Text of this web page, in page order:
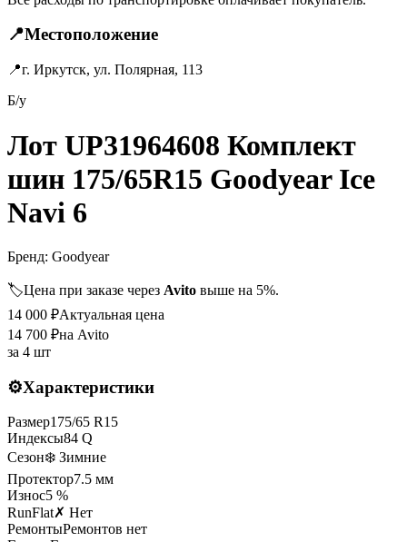
📍Местоположение
📍г. Иркутск, ул. Полярная, 113
Б/у
Лот UP31964608 Комплект
шин 175/65R15 Goodyear Ice
Navi 6
Бренд: Goodyear
🏷️Цена при заказе через Avito выше на 5%.
14 000 ₽Актуальная цена
14 700 ₽на Avito
за 4 шт
⚙️Характеристики
Размер175/65 R15
Индексы84 Q
Сезон❄️ Зимние
Протектор7.5 мм
Износ5 %
RunFlat✗ Нет
РемонтыРемонтов нет